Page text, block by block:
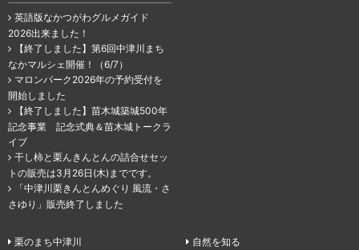
英語版なかつがわグルメガイド
2026出来ました！
【終了しました】第6回中津川まち
なかマルシェ開催！（6/7）
マロンパーク2026年の予約受付を
開始しました
【終了しました】苗木城築城500年
記念事業 記念式典＆苗木城トークラ
イブ
干し柿と栗んきんとんの詰合せセッ
トの販売は3月26日(木)までです。
「中津川栗きんとんめぐり 風流・さ
さゆり」販売終了しました
栗のまち中津川
自然を知る